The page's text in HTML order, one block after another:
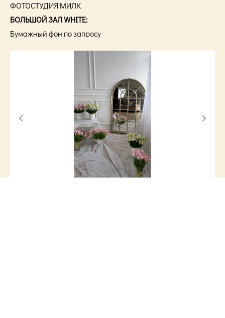
ФОТОСТУДИЯ МИЛК
БОЛЬШОЙ ЗАЛ WHITE:
Бумажный фон по запросу